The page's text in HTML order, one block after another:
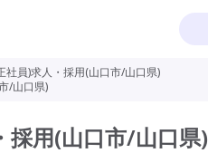
員)求人・採用(山口市/山口県)
/山口県)
採用(山口市/山口県)